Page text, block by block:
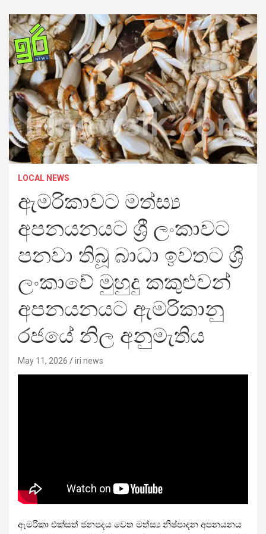
LOCAL NEWS
ඇමරිකාවට මත්ස්‍ය
අපනයනයට ශ්‍රී ලංකාවට
පනවා තිබූ බාධා ඉවතට ශ්‍රී
ලංකාවේ මුහුදු කකුළුවන්
අපනයනයට ඇමරිකානු
රජයේ නිල අනුමැතිය
May 11, 2026 iri news
ඇමරිකා එක්සත් ජනපදය වෙත මත්ස්‍ය නිෂ්පාදන අපනයනය